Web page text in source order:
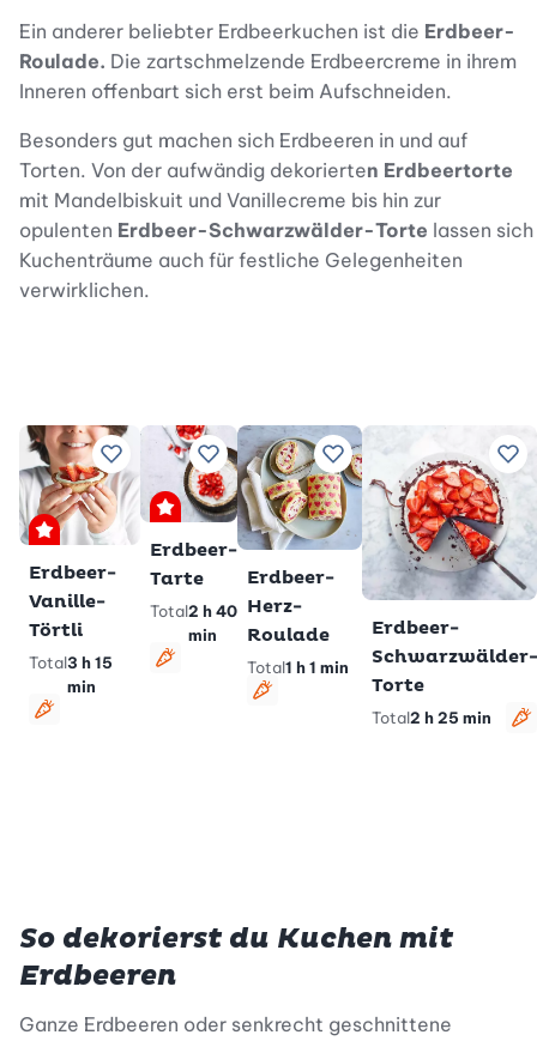
Ein anderer beliebter Erdbeerkuchen ist die Erdbeer-
Roulade. Die zartschmelzende Erdbeercreme in ihrem
Inneren offenbart sich erst beim Aufschneiden.
Besonders gut machen sich Erdbeeren in und auf
Torten. Von der aufwändig dekorierten Erdbeertorte
mit Mandelbiskuit und Vanillecreme bis hin zur
opulenten Erdbeer-Schwarzwälder-Torte lassen sich
Kuchenträume auch für festliche Gelegenheiten
verwirklichen.
Zu Lieblingsrezepten hinzufügen
Premium
Erdbeer-
Vanille-
Törtli
Total3 h 15
min
vegetarisch
Zu Lieblingsrezepten hinzufügen
Premium
Erdbeer-
Tarte
Total2 h 40
min
vegetarisch
Zu Lieblingsrezepten
Erdbeer-
Herz-
Roulade
Total1 h 1 min
vegetarisch
Zu
Erdbeer-
Schwarzwälder-
Torte
Total2 h 25 min
So dekorierst du Kuchen mit
Erdbeeren
Ganze Erdbeeren oder senkrecht geschnittene